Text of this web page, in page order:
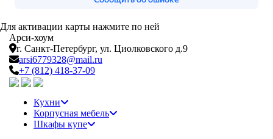
Для активации карты нажмите по ней
Арси-хоум
г. Санкт-Петербург, ул. Циолковского д.9
arsi6779328@mail.ru
+7 (812) 418-37-09
Кухни
Корпусная мебель
Шкафы купе